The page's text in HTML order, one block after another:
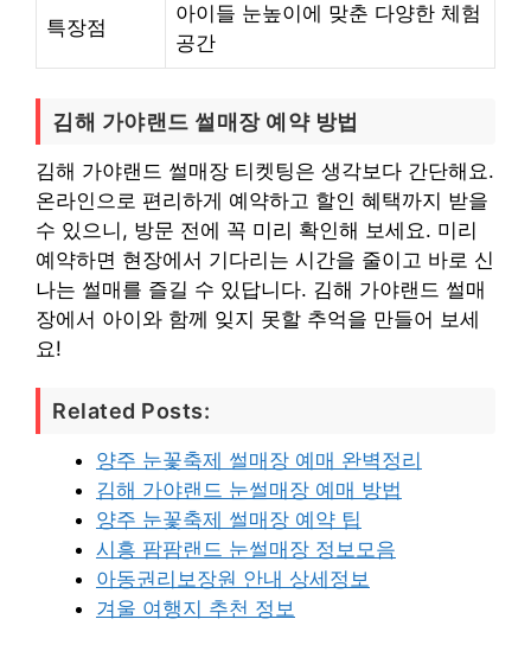
특장점
아이들 눈높이에 맞춘 다양한 체험
공간
김해 가야랜드 썰매장 예약 방법
김해 가야랜드 썰매장 티켓팅은 생각보다 간단해요.
온라인으로 편리하게 예약하고 할인 혜택까지 받을
수 있으니, 방문 전에 꼭 미리 확인해 보세요. 미리
예약하면 현장에서 기다리는 시간을 줄이고 바로 신
나는 썰매를 즐길 수 있답니다. 김해 가야랜드 썰매
장에서 아이와 함께 잊지 못할 추억을 만들어 보세
요!
Related Posts:
양주 눈꽃축제 썰매장 예매 완벽정리
김해 가야랜드 눈썰매장 예매 방법
양주 눈꽃축제 썰매장 예약 팁
시흥 팜팜랜드 눈썰매장 정보모음
아동권리보장원 안내 상세정보
겨울 여행지 추천 정보